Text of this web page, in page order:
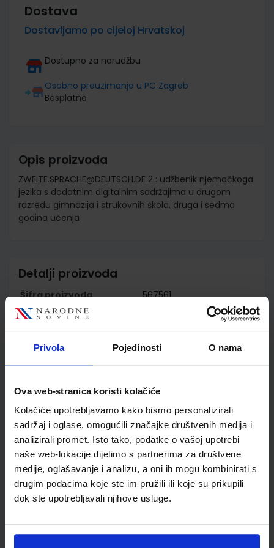
Privola Pojedinosti O nama
Ova web-stranica koristi kolačiće
Kolačiće upotrebljavamo kako bismo personalizirali
sadržaj i oglase, omogućili značajke društvenih medija i
analizirali promet. Isto tako, podatke o vašoj upotrebi
naše web-lokacije dijelimo s partnerima za društvene
medije, oglašavanje i analizu, a oni ih mogu kombinirati s
drugim podacima koje ste im pružili ili koje su prikupili
dok ste upotrebljavali njihove usluge.
Dostava
Dostavljamo po cijeloj Hrvatskoj
Dostupno za narudžbu
Osobno preuzimanje u PC Zagreb
Besplatno
Opis proizvoda
ZWEITE.SPRACHE@DEUTSCH.DE 2 : udžbenik njemačkoga
jezika s dodatnim digitalnim sadržajima u drugom
razredu gimnazija i strukovnih škola, druga i sedma
godina učenja
Detalji proizvoda
Šifra proizvoda
567561
Jedinična mjera
Autor
Irena Horvatić Bilić Irena
Vrsta školske knjige
UDŽBENIK
Vrsta škole
4 GIMNAZIJA+STRUKOVN
Nastavni predmet
NJEMAČKI JEZIK
Reg br min
7109